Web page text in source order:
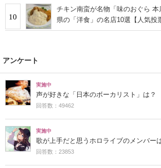
10
チキン南蛮が名物「味のおぐら
県の「洋食」の名店10選【人気投
アンケート
実施中
声が好きな「日本のボーカリスト」は？
回答数：49462
実施中
歌が上手だと思うホロライブのメンバー
回答数：23853